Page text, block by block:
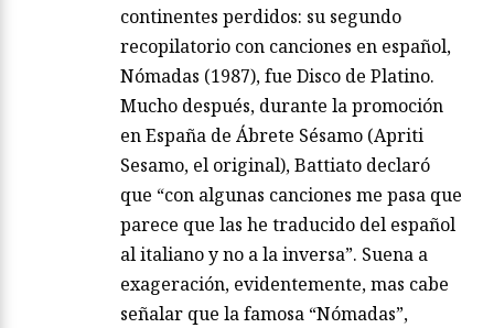
continentes perdidos: su segundo
recopilatorio con canciones en español,
Nómadas (1987), fue Disco de Platino.
Mucho después, durante la promoción
en España de Ábrete Sésamo (Apriti
Sesamo, el original), Battiato declaró
que “con algunas canciones me pasa que
parece que las he traducido del español
al italiano y no a la inversa”. Suena a
exageración, evidentemente, mas cabe
señalar que la famosa “Nómadas”,